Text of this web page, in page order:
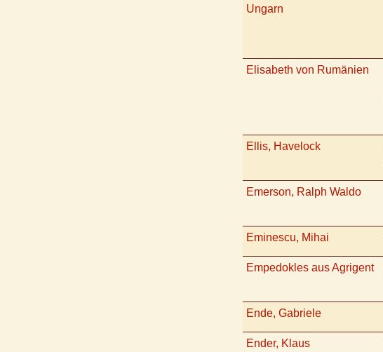
Ungarn
Elisabeth von Rumänien
Ellis, Havelock
Emerson, Ralph Waldo
Eminescu, Mihai
Empedokles aus Agrigent
Ende, Gabriele
Ender, Klaus